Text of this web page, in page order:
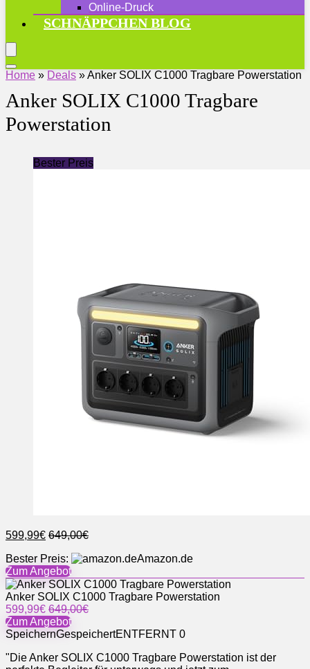
Online-Druck
SCHNÄPPCHEN BLOG
Home » Deals »Anker SOLIX C1000 Tragbare Powerstation
Anker SOLIX C1000 Tragbare
Powerstation
Bester Preis
599,99€ 649,00€
Bester Preis:
Amazon.de
Zum Angebot
Anker SOLIX C1000 Tragbare Powerstation
599,99€ 649,00€
Zum Angebot
SpeichernGespeichertENTFERNT 0
"Die Anker SOLIX C1000 Tragbare Powerstation ist der